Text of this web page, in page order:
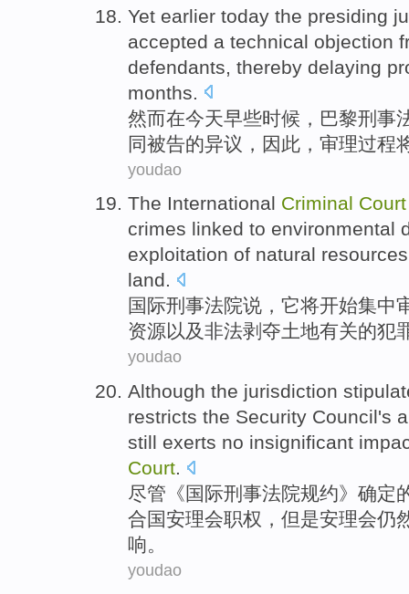
Yet earlier today the presiding
accepted a technical objection
defendants thereby delaying
months
然而在今天早些时候 ， 巴黎刑事
同被告的异议 ， 因此 ， 审理过程
youdao
The International Criminal Court
crimes linked to environmental
exploitation of natural resources
land.
国际刑事法院说 ， 它将开始集中
资源以及非法剥夺土地有关的犯
youdao
Although the jurisdiction
restricts the Security Council's
still exerts no insignificant
Court.
尽管 《国际刑事法院规约》确定
合国安理会职权 ，但是安理会仍
响。
youdao